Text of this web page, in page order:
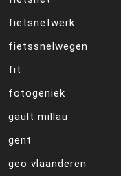
fietsnetwerk
fietssnelwegen
fit
fotogeniek
gault millau
gent
geo vlaanderen